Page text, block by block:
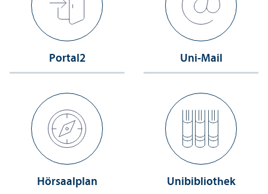
Portal2 Uni-Mail
Hörsaalplan Unibibliothek